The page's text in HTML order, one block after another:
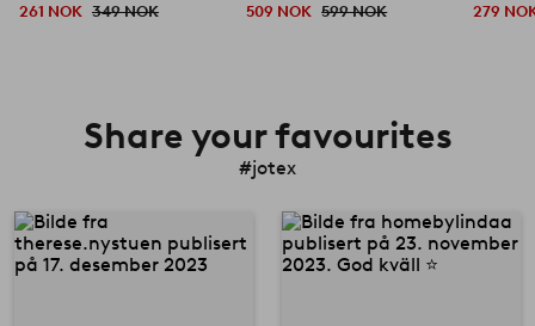
261 NOK 349 NOK
509 NOK 599 NOK
279
Share your favourites
#jotex